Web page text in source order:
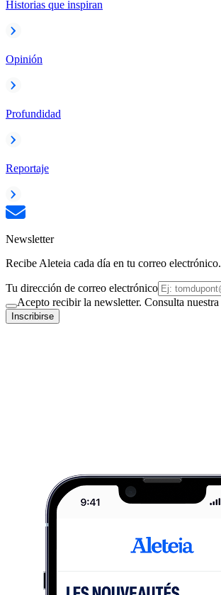
Historias que inspiran
Opinión
Profundidad
Reportaje
Newsletter
Recibe Aleteia cada día en tu correo electrónico.
Tu dirección de correo electrónico
Acepto recibir la newsletter. Consulta nuestra
Inscribirse